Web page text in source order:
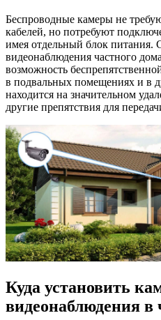
Беспроводные камеры не
кабелей, но потребуют
имея отдельный блок питания.
видеонаблюдения частного
возможность
в подвальных помещениях и в
находится на значительном
другие препятствия для
Куда установить
видеонаблюдения в